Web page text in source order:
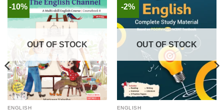
-10%
OUT OF STOCK
ENGLISH
-2%
OUT OF STOCK
ENGLISH